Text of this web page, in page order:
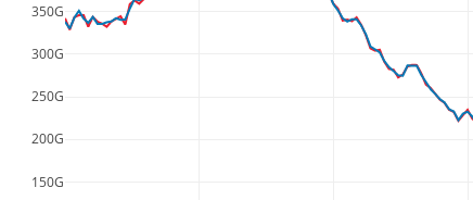
150G
200G
250G
300G
350G